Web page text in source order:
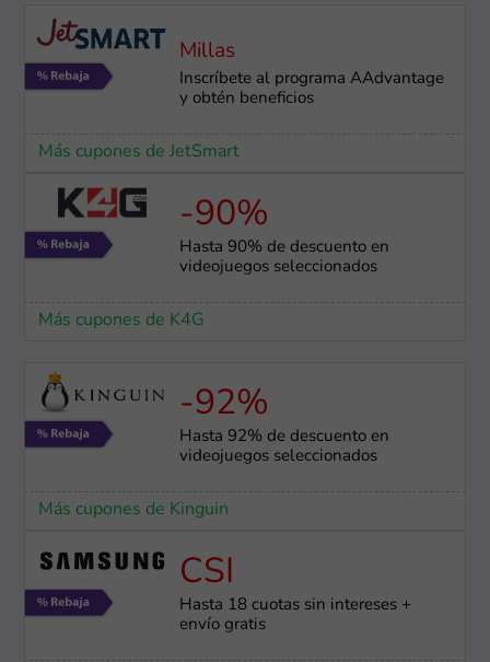
Millas
Inscríbete al programa AAdvantage
y obtén beneficios
Más cupones de JetSmart
-90%
Hasta 90% de descuento en
videojuegos seleccionados
Más cupones de K4G
-92%
Hasta 92% de descuento en
videojuegos seleccionados
Más cupones de Kinguin
CSI
Hasta 18 cuotas sin intereses +
envío gratis